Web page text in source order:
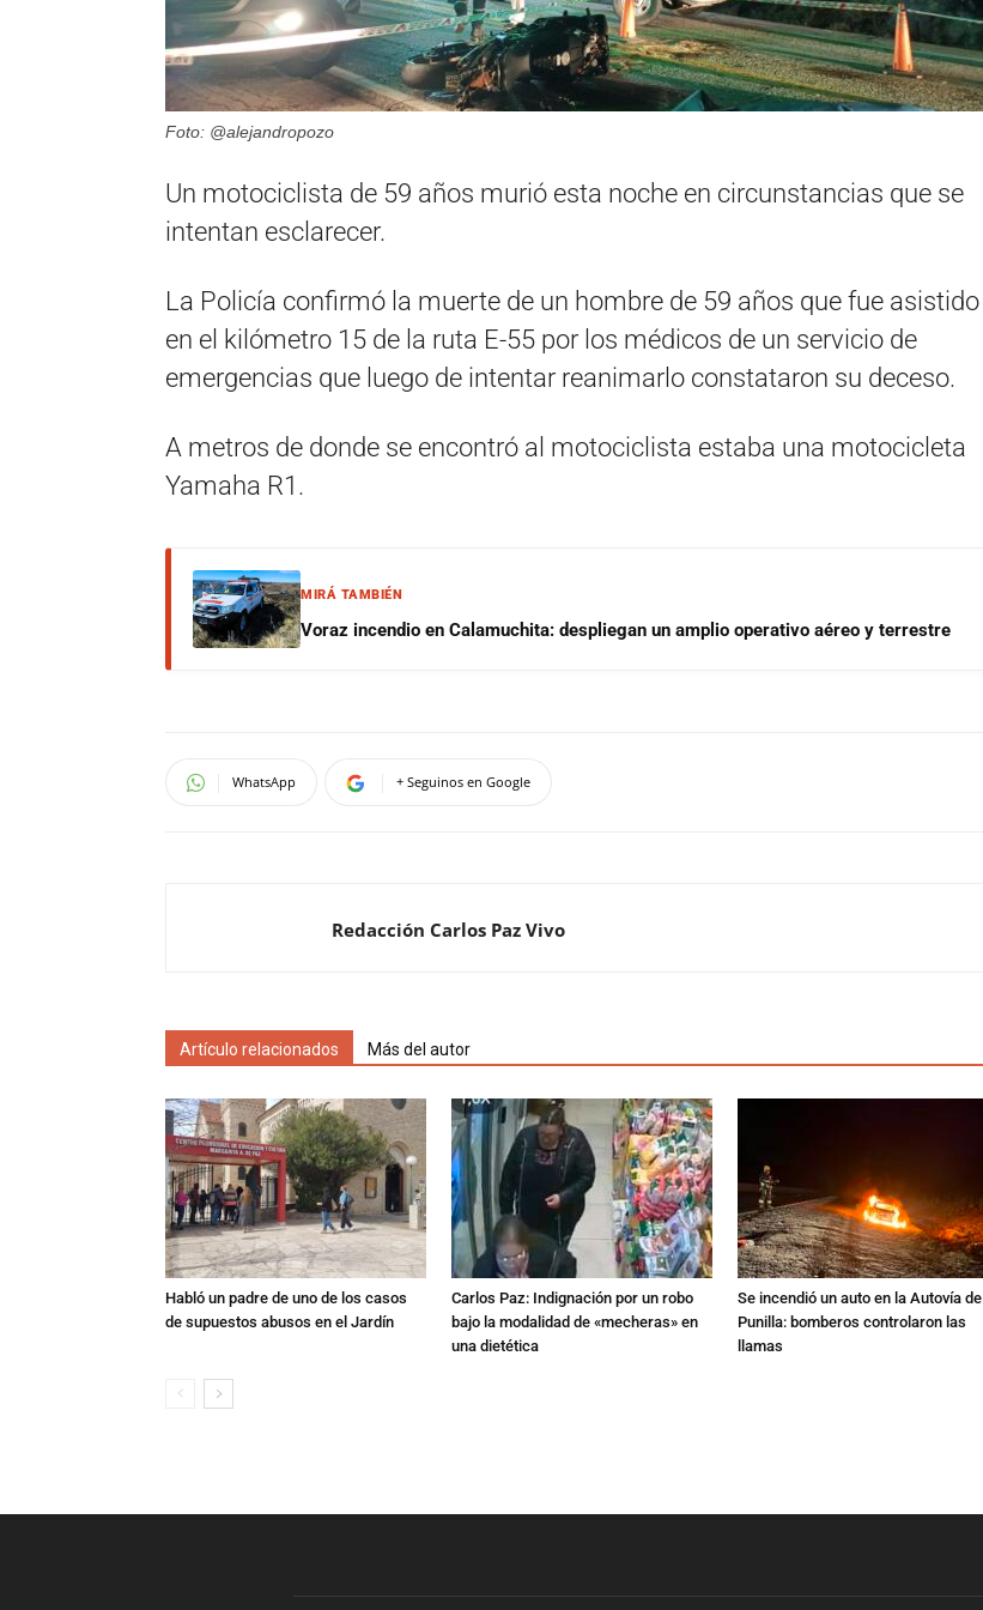
Foto: @alejandropozo
Un motociclista de 59 años murió esta noche en circunstancias que se
intentan esclarecer.
La Policía confirmó la muerte de un hombre de 59 años que fue asistido
en el kilómetro 15 de la ruta E-55 por los médicos de un servicio de
emergencias que luego de intentar reanimarlo constataron su deceso.
A metros de donde se encontró al motociclista estaba una motocicleta
Yamaha R1.
MIRÁ TAMBIÉN
Voraz incendio en Calamuchita: despliegan un amplio operativo aéreo y terrestre
WhatsApp + Seguinos en Google
Redacción Carlos Paz Vivo
Artículo relacionados Más del autor
Habló un padre de uno de los casos
de supuestos abusos en el Jardín
Carlos Paz: Indignación por un robo
bajo la modalidad de «mecheras» en
una dietética
Se incendió un auto en la Autovía de
Punilla: bomberos controlaron las
llamas